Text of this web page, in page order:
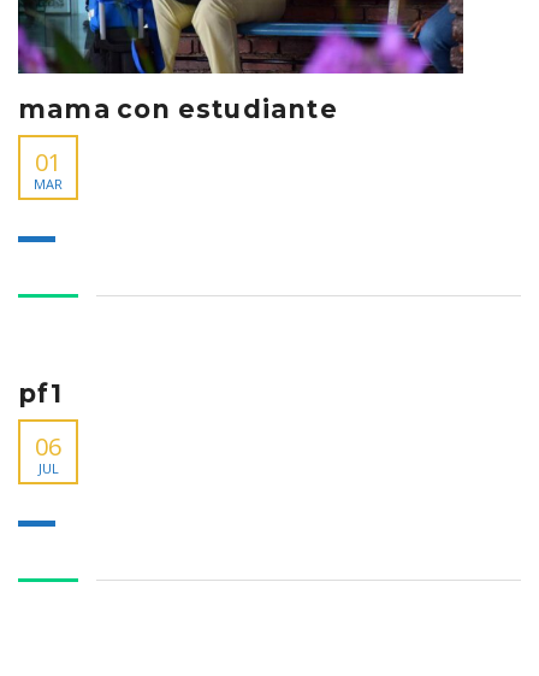
mama con estudiante
01
MAR
pf1
06
JUL